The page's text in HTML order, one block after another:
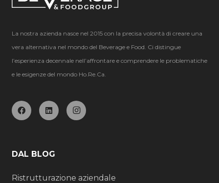
La nostra azienda nasce nel 2015 con la precisa volontà di creare una
vera alternativa nel mondo del Beverage e Food. Ci distingue
l’esperienza decennale nell’affrontare e comprendere le problematiche
e le esigenze del mondo Ho.Re.Ca.
DAL BLOG
Ristrutturazione aziendale